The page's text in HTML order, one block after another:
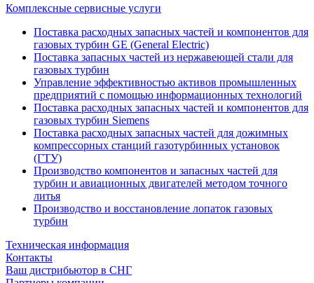
Комплексные сервисные услуги
Поставка расходных запасных частей и компонентов для
газовых турбин GE (General Electric)
Поставка запасных частей из нержавеющей стали для
газовых турбин
Управление эффективностью активов промышленных
предприятий с помощью информационных технологий
Поставка расходных запасных частей и компонентов для
газовых турбин Siemens
Поставка расходных запасных частей для дожимных
компрессорных станций газотурбинных установок
(ГТУ)
Производство компонентов и запасных частей для
турбин и авиационных двигателей методом точного
литья
Производство и восстановление лопаток газовых
турбин
Техническая информация
Контакты
Ваш дистрибьютор в СНГ